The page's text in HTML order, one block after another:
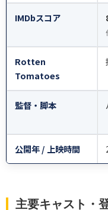
IMDbスコア
Rotten
Tomatoes
監督・脚本
公開年 / 上映時間
主要キャスト・